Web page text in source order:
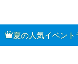
夏の人気イベント